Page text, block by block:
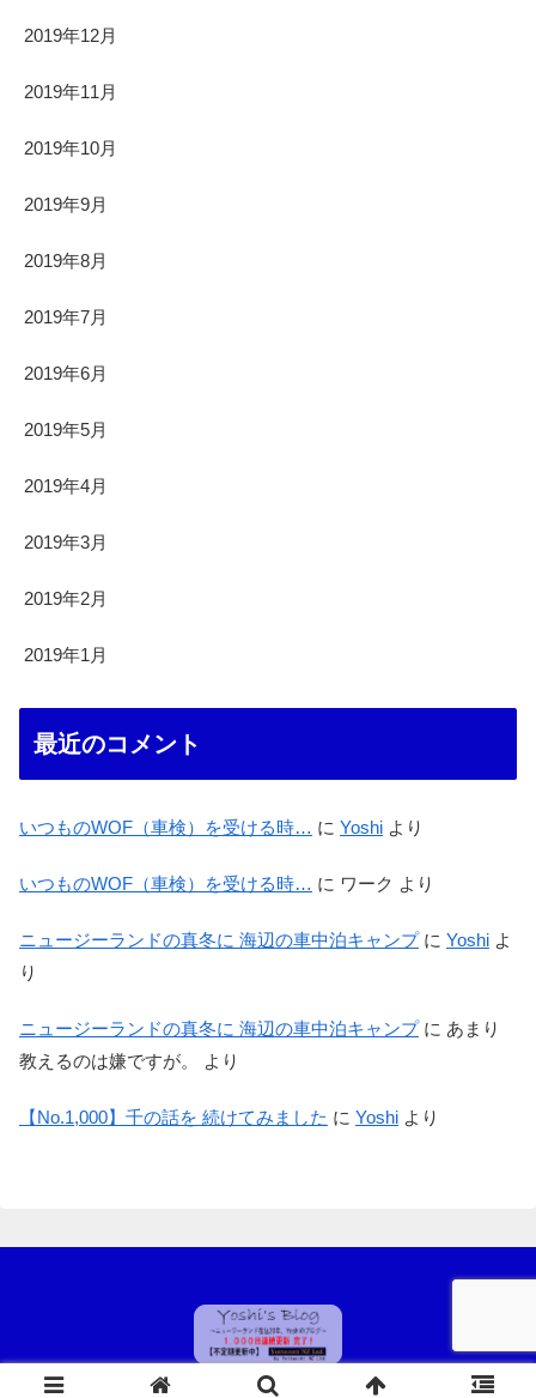
2019年12月
2019年11月
2019年10月
2019年9月
2019年8月
2019年7月
2019年6月
2019年5月
2019年4月
2019年3月
2019年2月
2019年1月
最近のコメント
いつものWOF（車検）を受ける時… に Yoshi より
いつものWOF（車検）を受ける時… に ワーク より
ニュージーランドの真冬に 海辺の車中泊キャンプに Yoshi よ
り
ニュージーランドの真冬に 海辺の車中泊キャンプに あまり
教えるのは嫌ですが。
より
【No.1,000】千の話を 続けてみました に Yoshi より
© 2021-2026 Yoshi's Blog ～ by Yottecott NZ Ltd..